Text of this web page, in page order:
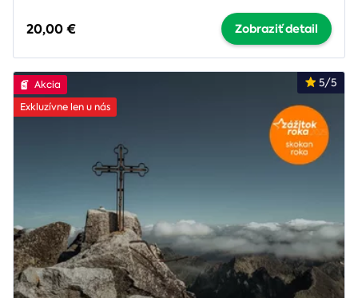
20,00 € Zobraziť detail
5/5
Akcia
Exkluzívne len u nás